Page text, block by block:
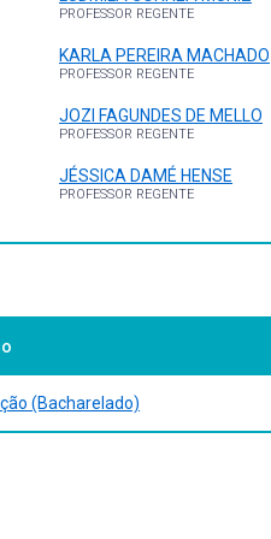
PROFESSOR REGENTE
KARLA PEREIRA MACHADO
PROFESSOR REGENTE
JOZI FAGUNDES DE MELLO
PROFESSOR REGENTE
JÉSSICA DAMÉ HENSE
PROFESSOR REGENTE
(Bacharelado)